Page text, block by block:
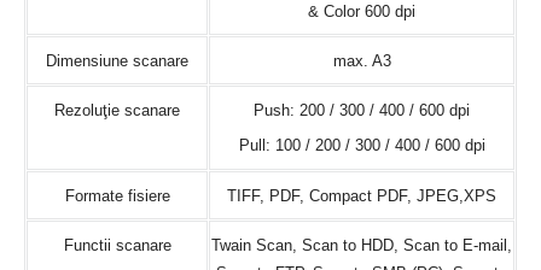
& Color 600 dpi
Dimensiune scanare max. A3
Rezoluţie scanare
Push: 200 / 300 / 400 / 600 dpi
Pull: 100 / 200 / 300 / 400 / 600 dpi
Formate fisiere TIFF, PDF, Compact PDF, JPEG,XPS
Functii scanare
Twain Scan, Scan to HDD, Scan to E-mail,